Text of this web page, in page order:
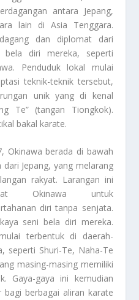
antara Jepang,
lain di Asia Tenggara.
dan diplomat dari
bela diri mereka, seperti
Penduduk lokal mulai
teknik-teknik tersebut,
unik yang di kenal
Te” (tangan Tiongkok).
bakal karate.
Okinawa berada di bawah
Jepang, yang melarang
rakyat. Larangan ini
Okinawa untuk
diri tanpa senjata.
seni bela diri mereka.
terbentuk di daerah-
seperti Shuri-Te, Naha-Te
masing-masing memiliki
Gaya-gaya ini kemudian
berbagai aliran karate